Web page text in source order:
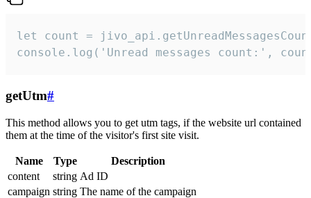
let count =
console.log('Unread messages count:',
getUtm#
This method allows you to get utm tags, if the website url contained
them at the time of the visitor's first site visit.
Name Type
Description
content
string Ad ID
campaign string The name of the campaign